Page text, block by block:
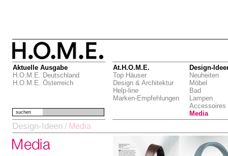
Aktuelle Ausgabe
H.O.M.E. Deutschland
H.O.M.E. Österreich
At.H.O.M.E.
Top Häuser
Design & Architektur
Help-line
Marken-Empfehlungen
Design-
Neuheiten
Möbel
Bad
Lampen
Accessoires
Media
suchen
Design-Ideen / Media